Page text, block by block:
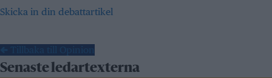
Skicka in din debattartikel
Senaste ledartexterna